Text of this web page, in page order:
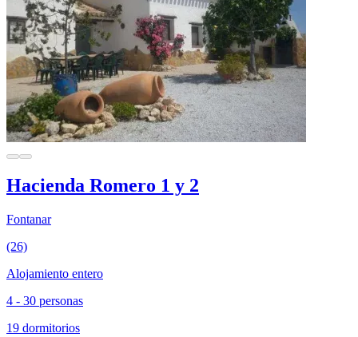
Hacienda Romero 1 y 2
Fontanar
(26)
Alojamiento entero
4 - 30 personas
19 dormitorios